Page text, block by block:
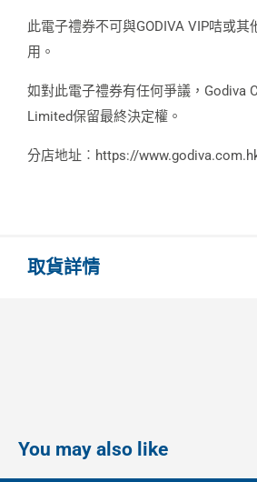
此電子禮券不可與GODIVA VIP咭或
用。
如對此電子禮券有任何爭議，Godiva
Limited保留最終決定權。
分店地址︰https://
取貨詳情
You may also like